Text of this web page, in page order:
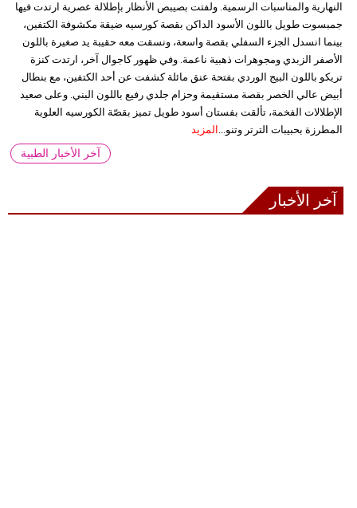
النهارية والمناسبات الرسمية. ولفتت بصيبص الأنظار بإطلالة عصرية ارتدت فيها
جمبسوت طويل باللون الأسود الداكن بقصة كورسيه ضيقة مكشوفة الكتفين،
بينما انسدل الجزء السفلي بقصة واسعة، ونسقت معه حقيبة يد صغيرة باللون
الأصفر الزبدي ومجوهرات ذهبية ناعمة. وفي ظهور كاجوال آخر، ارتدت كنزة
تريكو باللون البيج الوردي بفتحة عنق مائلة كشفت عن أحد الكتفين، مع بنطال
أبيض عالي الخصر بقصة مستقيمة وحزام جلدي رفيع باللون البني. وعلى صعيد
الإطلالات الفخمة، تألقت بفستان أسود طويل تميز بقصّة الكورسيه العلوية
المطرزة بحبيبات الترتر وتنو... المزيد
آخر الأخبار الطبية
آخر الأخبار